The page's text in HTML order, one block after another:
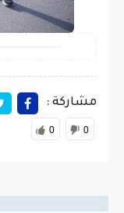
مشاركة :
0 0